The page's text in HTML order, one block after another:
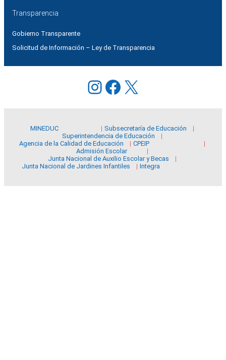
Transparencia
Gobierno Transparente
Solicitud de Información – Ley de Transparencia
Instagram
Facebook
X
MINEDUC
Subsecretaría de Educación
Superintendencia de Educación
Agencia de la Calidad de Educación
CPEIP
Admisión Escolar
Junta Nacional de Auxilio Escolar y Becas
Junta Nacional de Jardines Infantiles
Integra